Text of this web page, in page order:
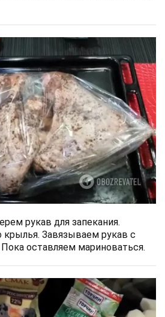
рукав для запекания.
крылья. Завязываем рукав с
оставляем мариноваться.